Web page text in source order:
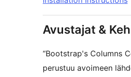
Avustajat &
“Bootstrap's Columns
perustuu avoimeen